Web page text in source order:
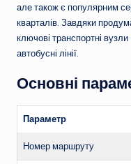
але також є популярним
кварталів. Завдяки
ключові транспортні
автобусні лінії.
Основні
Параметр
Номер маршруту